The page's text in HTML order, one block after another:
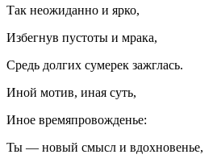
Так неожиданно и ярко,
Избегнув пустоты и мрака,
Средь долгих сумерек зажглась.
Иной мотив, иная суть,
Иное времяпровожденье:
Ты — новый смысл и вдохновенье,